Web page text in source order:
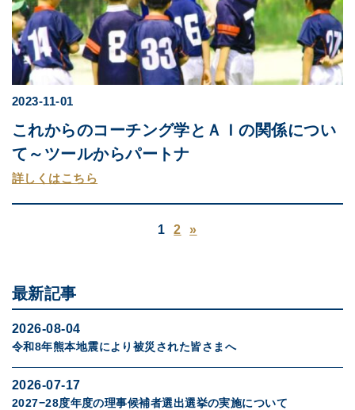
2023-11-01
これからのコーチング学とＡＩの関係につい
て～ツールからパートナ
詳しくはこちら
1 2 »
最新記事
2026-08-04
令和8年熊本地震により被災された皆さまへ
2026-07-17
2027−28度年度の理事候補者選出選挙の実施について